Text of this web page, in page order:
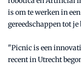
is om te werken in
gereedschappen tot
"Picnic is een
recent in Utrecht